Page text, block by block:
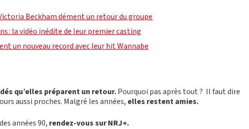
Beckham dément un retour du groupe
: la vidéo inédite de leur premier casting
un nouveau record avec leur hit Wannabe
qu’elles préparent un retour.Pourquoi pas après tout ? Il faut dire
aussi proches. Malgré les années, elles restent amies.
années 90, rendez-vous sur NRJ+.